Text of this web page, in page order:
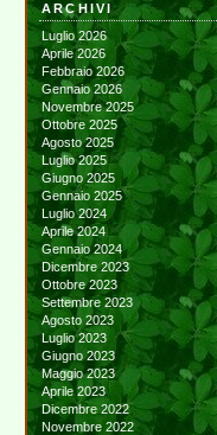
ARCHIVI
Luglio 2026
Aprile 2026
Febbraio 2026
Gennaio 2026
Novembre 2025
Ottobre 2025
Agosto 2025
Luglio 2025
Giugno 2025
Gennaio 2025
Luglio 2024
Aprile 2024
Gennaio 2024
Dicembre 2023
Ottobre 2023
Settembre 2023
Agosto 2023
Luglio 2023
Giugno 2023
Maggio 2023
Aprile 2023
Dicembre 2022
Novembre 2022